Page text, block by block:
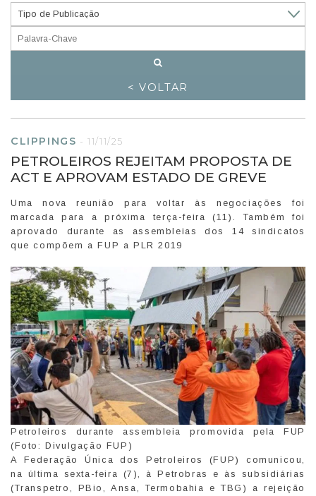
< VOLTAR
CLIPPINGS -11/11/25
PETROLEIROS REJEITAM PROPOSTA DE
ACT E APROVAM ESTADO DE GREVE
Uma nova reunião para voltar às negociações foi
marcada para a próxima terça-feira (11). Também foi
aprovado durante as assembleias dos 14 sindicatos
que compõem a FUP a PLR 2019
Petroleiros durante assembleia promovida pela FUP
(Foto: Divulgação FUP)
A Federação Única dos Petroleiros (FUP) comunicou,
na última sexta-feira (7), à Petrobras e às subsidiárias
(Transpetro, PBio, Ansa, Termobahia e TBG) a rejeição